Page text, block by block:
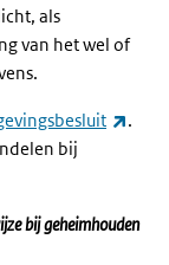
als
van het wel of
.
bij
bij geheimhouden